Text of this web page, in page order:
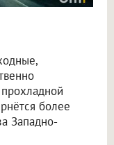
более
Западно-